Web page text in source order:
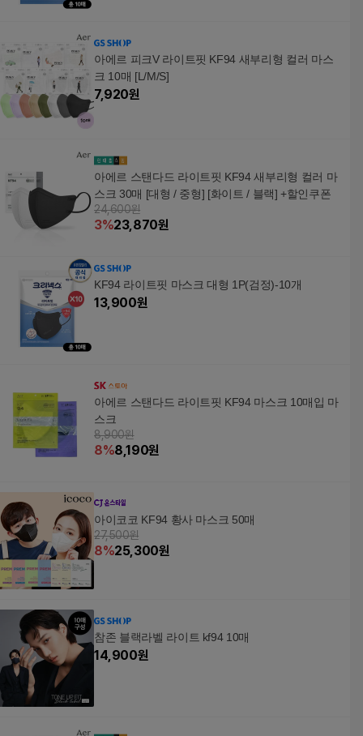
아에르 피크V 라이트핏 KF94 새부리형 컬러 마스
크 10매 [L/M/S]
7,920원
아에르 스탠다드 라이트핏 KF94 새부리형 컬러 마
스크 30매 [대형 / 중형] [화이트 / 블랙] +할인쿠폰
24,600원
3%23,870원
KF94 라이트핏 마스크 대형 1P(검정)-10개
13,900원
아에르 스탠다드 라이트핏 KF94 마스크 10매입 마
스크
8,900원
8%8,190원
아이코코 KF94 황사 마스크 50매
27,500원
8%25,300원
참존 블랙라벨 라이트 kf94 10매
14,900원